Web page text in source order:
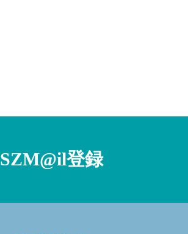
SZM@il登録